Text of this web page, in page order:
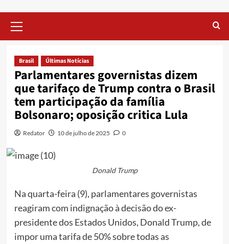
Menu
Brasil Últimas Notícias
Parlamentares governistas dizem
que tarifaço de Trump contra o Brasil
tem participação da família
Bolsonaro; oposição critica Lula
Redator 10 de julho de 2025 0
Donald Trump
Na quarta-feira (9), parlamentares governistas
reagiram com indignação à decisão do ex-
presidente dos Estados Unidos, Donald Trump, de
impor uma tarifa de 50% sobre todas as